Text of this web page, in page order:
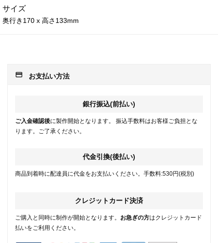
サイズ
奥行き170 x 高さ133mm
payment お支払い方法
銀行振込(前払い)
ご入金確認後に製作開始となります。 振込手数料はお客様ご負担とな
ります。ご了承ください。
代金引換(後払い)
商品到着時に配達員に代金をお支払いください。手数料:530円(税別)
クレジットカード決済
ご購入と同時に制作が開始となります。 お急ぎの方はクレジットカード
払いをご利用ください。